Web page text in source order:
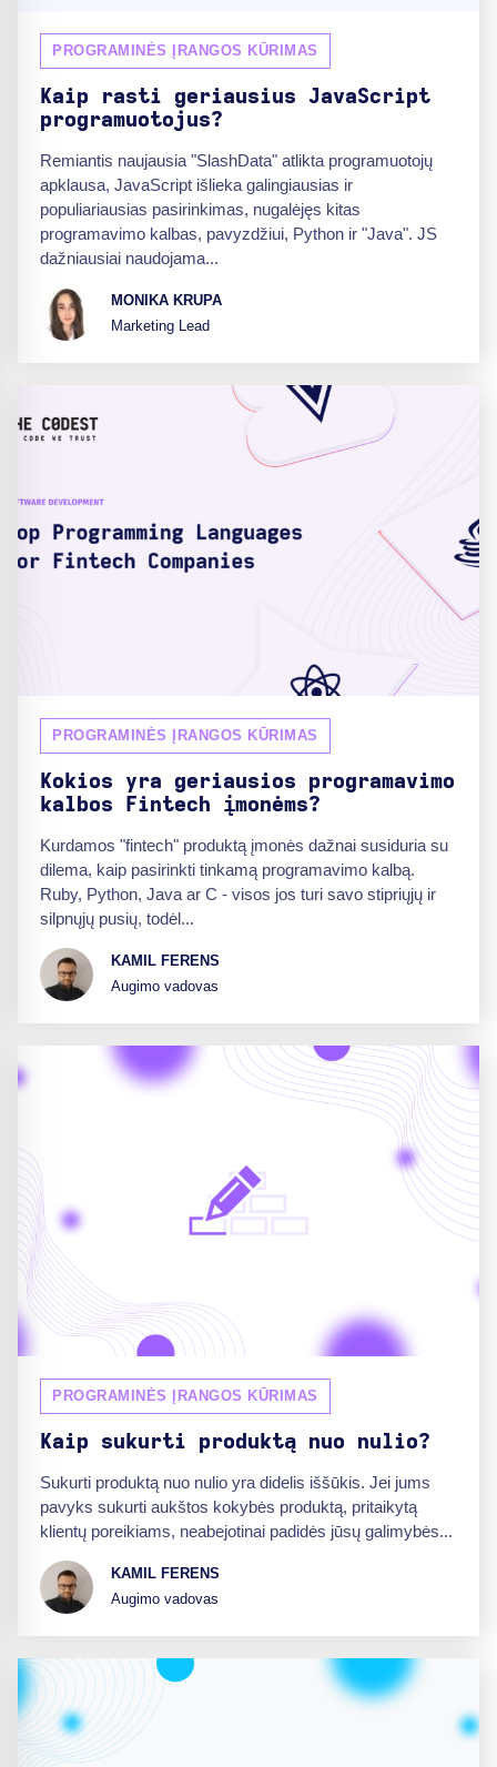
PROGRAMINĖS ĮRANGOS KŪRIMAS
Kaip rasti geriausius JavaScript
programuotojus?
Remiantis naujausia "SlashData" atlikta programuotojų
apklausa, JavaScript išlieka galingiausias ir
populiariausias pasirinkimas, nugalėjęs kitas
programavimo kalbas, pavyzdžiui, Python ir "Java". JS
dažniausiai naudojama...
MONIKA KRUPA
Marketing Lead
PROGRAMINĖS ĮRANGOS KŪRIMAS
Kokios yra geriausios programavimo
kalbos Fintech įmonėms?
Kurdamos "fintech" produktą įmonės dažnai susiduria su
dilema, kaip pasirinkti tinkamą programavimo kalbą.
Ruby, Python, Java ar C - visos jos turi savo stipriųjų ir
silpnųjų pusių, todėl...
KAMIL FERENS
Augimo vadovas
PROGRAMINĖS ĮRANGOS KŪRIMAS
Kaip sukurti produktą nuo nulio?
Sukurti produktą nuo nulio yra didelis iššūkis. Jei jums
pavyks sukurti aukštos kokybės produktą, pritaikytą
klientų poreikiams, neabejotinai padidės jūsų galimybės...
KAMIL FERENS
Augimo vadovas